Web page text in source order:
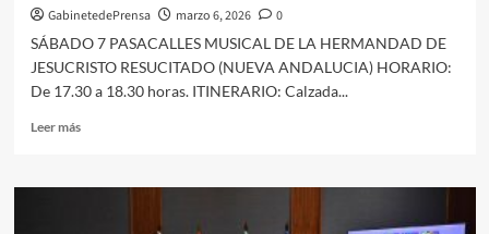
GabinetedePrensa marzo 6, 2026
0
SÁBADO 7 PASACALLES MUSICAL DE LA HERMANDAD DE
JESUCRISTO RESUCITADO (NUEVA ANDALUCIA) HORARIO:
De 17.30 a 18.30 horas. ITINERARIO: Calzada...
Leer másLeer
El